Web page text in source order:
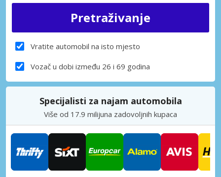
Vratite automobil na isto mjesto
Vozač u dobi između 26 i 69 godina
Specijalisti za najam automobila
Više od 17.9 milijuna zadovoljnih kupaca